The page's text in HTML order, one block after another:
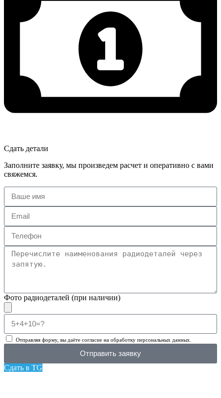
Сдать детали
Заполните заявку, мы произведем расчет и оперативно с вами
свяжемся.
Фото радиодеталей (при наличии)
Отправляя форму, вы даёте согласие на обработку персональных данных.
Отправить заявку
Сдать в TG